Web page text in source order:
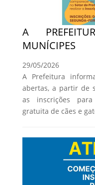
A
MUNÍCIPES
29/05/2026
A Prefeitura
abertas, a partir de
as inscrições
gratuita de cães e